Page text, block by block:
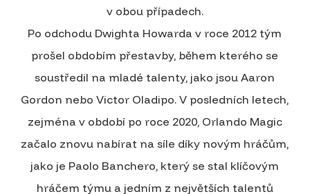
v obou případech.
Po odchodu Dwighta Howarda v roce 2012 tým
prošel obdobím přestavby, během kterého se
soustředil na mladé talenty, jako jsou Aaron
Gordon nebo Victor Oladipo. V posledních letech,
zejména v období po roce 2020, Orlando Magic
začalo znovu nabírat na síle díky novým hráčům,
jako je Paolo Banchero, který se stal klíčovým
hráčem týmu a jedním z největších talentů